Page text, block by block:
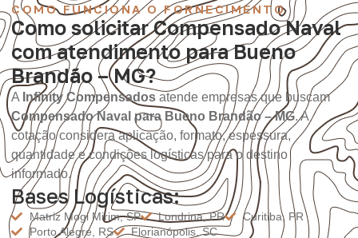
COMO FUNCIONA O FORNECIMENTO
Como solicitar Compensado Naval
com atendimento para Bueno
Brandão – MG?
A Infinity Compensados atende empresas que buscam
Compensado Naval para Bueno Brandão – MG. A
cotação considera aplicação, formato, espessura,
quantidade e condições logísticas para o destino
informado.
Bases Logísticas:
Matriz Mogi Mirim, SP Londrina, PR
Curitiba, PR
Porto Alegre, RS
Florianópolis, SC